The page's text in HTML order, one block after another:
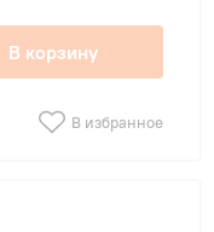
В корзину
В избранное